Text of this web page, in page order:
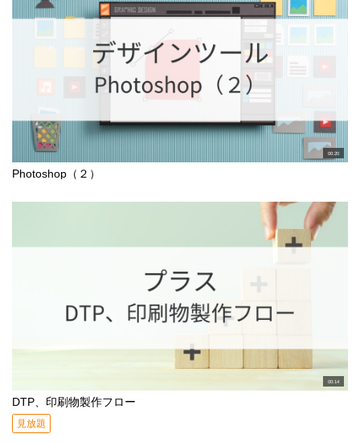
00:20
Photoshop（２）
00:14
DTP、印刷物製作フロー
見放題